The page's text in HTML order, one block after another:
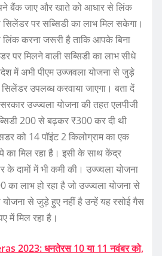
बैंक जाए और खाते को आधार से लिंक
पर सब्सिडी का लाभ मिल सकेगा।
करना जरूरी है ताकि आपके बिना
पर मिलने वाली सब्सिडी का लाभ सीधे
में अभी पीएम उज्जवला योजना से जुड़े
सिलेंडर उपलब्ध करवाया जाएगा। बता दें
उज्ज्वला योजना की तहत एलपीजी
200 से बढ़कर ₹300 कर दी थी
को 14 पॉइंट 2 किलोग्राम का एक
का मिल रहा है। इसी के साथ केंद्र
दामों में भी कमी की। उज्ज्वला योजना
लाभ हो रहा है जो उज्ज्वला योजना से
से जुड़े हुए नहीं है उन्हें यह रसोई गैस
में मिल रहा है।
2023: धनतेरस 10 या 11 नवंबर को,